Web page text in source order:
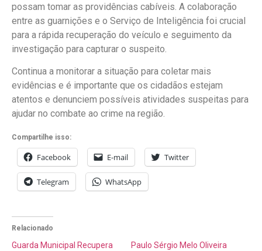
possam tomar as providências cabíveis. A colaboração
entre as guarnições e o Serviço de Inteligência foi crucial
para a rápida recuperação do veículo e seguimento da
investigação para capturar o suspeito.
Continua a monitorar a situação para coletar mais
evidências e é importante que os cidadãos estejam
atentos e denunciem possíveis atividades suspeitas para
ajudar no combate ao crime na região.
Compartilhe isso:
Facebook E-mail Twitter
Telegram WhatsApp
Relacionado
Guarda Municipal Recupera
Paulo Sérgio Melo Oliveira